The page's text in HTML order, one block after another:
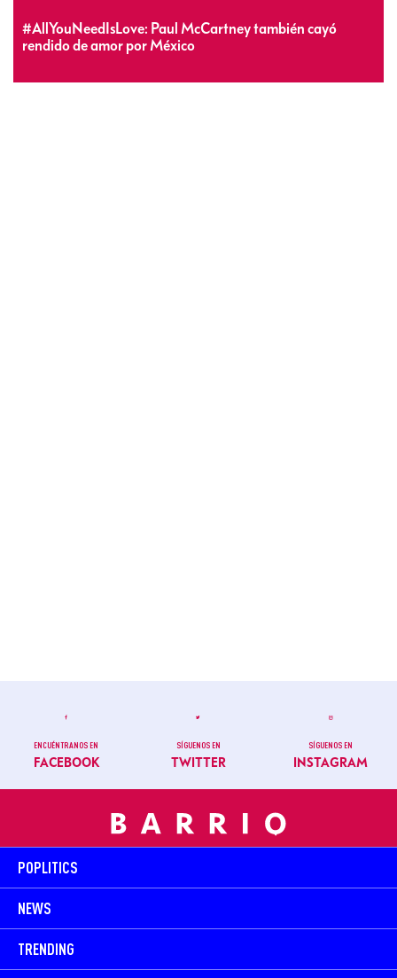
#AllYouNeedIsLove: Paul McCartney también cayó
rendido de amor por México
ENCUÉNTRANOS EN
FACEBOOK
SÍGUENOS EN
TWITTER
SÍGUENOS EN
INSTAGRAM
POPLITICS
NEWS
TRENDING